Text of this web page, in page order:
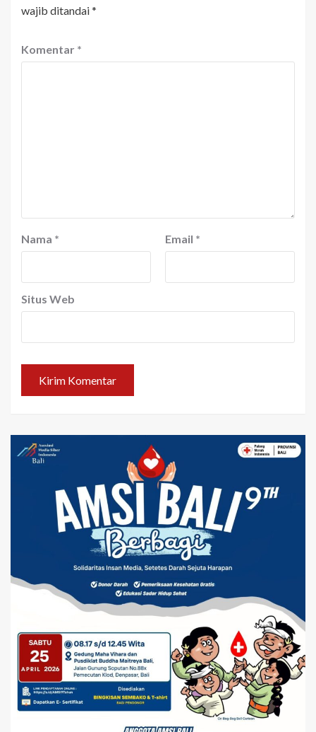
wajib ditandai*
Komentar *
Nama * Email *
Situs Web